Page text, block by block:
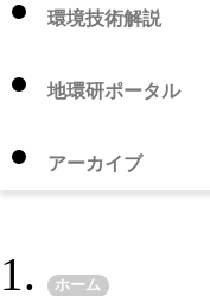
環境技術解説
地環研ポータル
アーカイブ
ホーム